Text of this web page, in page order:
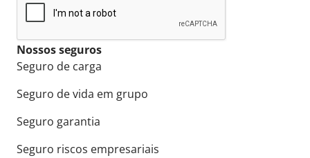
Nossos seguros
Seguro de carga
Seguro de vida em grupo
Seguro garantia
Seguro riscos empresariais